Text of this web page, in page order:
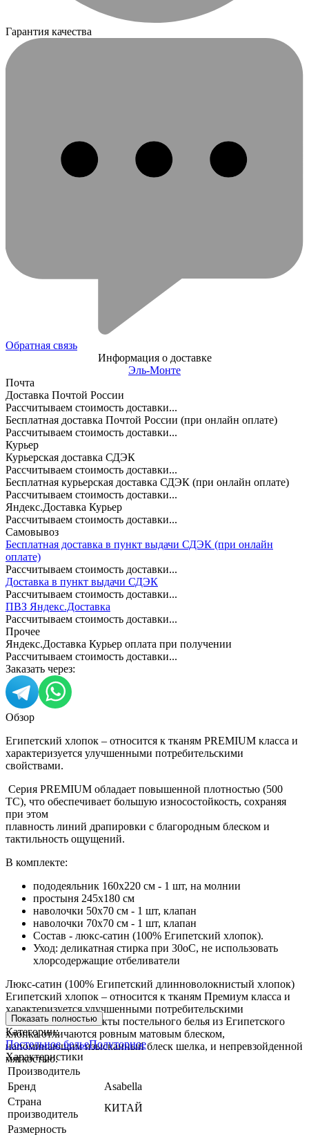
Гарантия качества
Обратная связь
Информация о доставке
Эль-Монте
Почта
Доставка Почтой России
Рассчитываем стоимость доставки...
Бесплатная доставка Почтой России (при онлайн оплате)
Рассчитываем стоимость доставки...
Курьер
Курьерская доставка СДЭК
Рассчитываем стоимость доставки...
Бесплатная курьерская доставка СДЭК (при онлайн оплате)
Рассчитываем стоимость доставки...
Яндекс.Доставка Курьер
Рассчитываем стоимость доставки...
Самовывоз
Бесплатная доставка в пункт выдачи СДЭК (при онлайн
оплате)
Рассчитываем стоимость доставки...
Доставка в пункт выдачи СДЭК
Рассчитываем стоимость доставки...
ПВЗ Яндекс.Доставка
Рассчитываем стоимость доставки...
Прочее
Яндекс.Доставка Курьер оплата при получении
Рассчитываем стоимость доставки...
Заказать через:
Обзор
Египетский хлопок – относится к тканям PREMIUM класса и
характеризуется улучшенными потребительскими
свойствами.
Серия PREMIUM обладает повышенной плотностью (500
ТС), что обеспечивает большую износостойкость, сохраняя
при этом
плавность линий драпировки с благородным блеском и
тактильность ощущений.
В комплекте:
пододеяльник 160х220 см - 1 шт, на молнии
простыня 245х180 см
наволочки 50х70 см - 1 шт, клапан
наволочки 70х70 см - 1 шт, клапан
Состав - люкс-сатин (100% Египетский хлопок).
Уход: деликатная стирка при 30оС, не использовать
хлорсодержащие отбеливатели
Люкс-сатин (100% Египетский длинноволокнистый хлопок)
Египетский хлопок – относится к тканям Премиум класса и
характеризуется улучшенными потребительскими
свойствами. Комплекты постельного белья из Египетского
хлопка отличаются ровным матовым блеском,
напоминающим изысканный блеск шелка, и непревзойденной
мягкостью.
Показать полностью
Категории:
Постельное бельеПолуторное
Характеристики
Производитель
Бренд
Asabella
Страна
производитель
КИТАЙ
Размерность